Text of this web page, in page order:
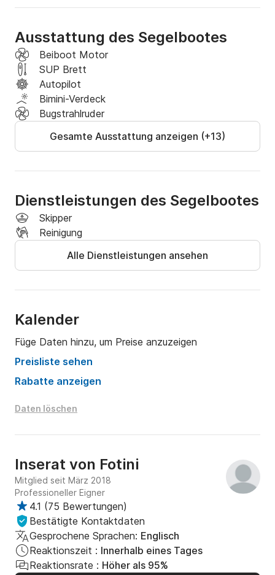
Ausstattung des Segelbootes
Beiboot Motor
SUP Brett
Autopilot
Bimini-Verdeck
Bugstrahlruder
Gesamte Ausstattung anzeigen (+13)
Dienstleistungen des Segelbootes
Skipper
Reinigung
Alle Dienstleistungen ansehen
Kalender
Füge Daten hinzu, um Preise anzuzeigen
Preisliste sehen
Rabatte anzeigen
Daten löschen
Inserat von Fotini
Mitglied seit März 2018
Professioneller Eigner
4.1 (75 Bewertungen)
Bestätigte Kontaktdaten
Gesprochene Sprachen: Englisch
Reaktionszeit : Innerhalb eines Tages
Reaktionsrate : Höher als 95%